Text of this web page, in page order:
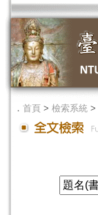
． 首頁 > 檢索系統 >